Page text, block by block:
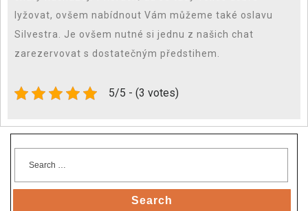
lyžovat, ovšem nabídnout Vám můžeme také oslavu
Silvestra. Je ovšem nutné si jednu z našich chat
zarezervovat s dostatečným předstihem.
5/5 - (3 votes)
Search